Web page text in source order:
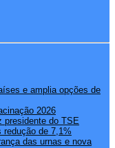
e amplia opções de
2026
presidente do TSE
de 7,1%
das urnas e nova